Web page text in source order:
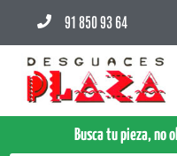
91 850 93 64
Busca tu pieza, no